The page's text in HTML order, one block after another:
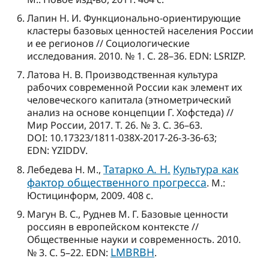
Лапин Н. И. Функционально-ориентирующие
кластеры базовых ценностей населения России
и ее регионов // Социологические
исследования. 2010. № 1. С. 28–36. EDN: LSRIZP.
Латова Н. В. Производственная культура
рабочих современной России как элемент их
человеческого капитала (этнометрический
анализ на основе концепции Г. Хофстеда) //
Мир России, 2017. Т. 26. № 3. С. 36–63.
DOI: 10.17323/1811-038Х-2017-26-3-36-63;
EDN: YZIDDV.
Лебедева Н. М., Татарко А. Н. Культура как
фактор общественного прогресса. М.:
Юстицинформ, 2009. 408 с.
Магун В. С., Руднев М. Г. Базовые ценности
россиян в европейском контексте //
Общественные науки и современность. 2010.
№ 3. С. 5–22. EDN: LMBRBH.